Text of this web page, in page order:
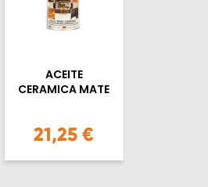
ACEITE
CERAMICA MATE
21,25 €